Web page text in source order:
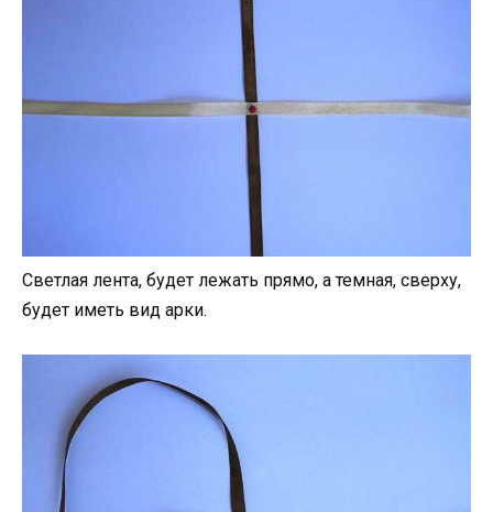
Светлая лента, будет лежать прямо, а темная, сверху,
будет иметь вид арки.